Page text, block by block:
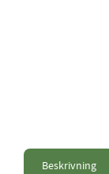
Beskrivning